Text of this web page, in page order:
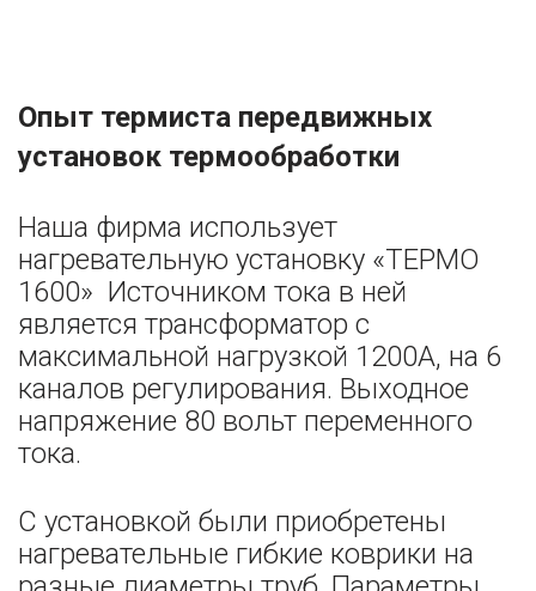
Опыт термиста передвижных
установок термообработки
Наша фирма использует
нагревательную установку «ТЕРМО
1600» Источником тока в ней
является трансформатор с
максимальной нагрузкой 1200А, на 6
каналов регулирования. Выходное
напряжение 80 вольт переменного
тока.
С установкой были приобретены
нагревательные гибкие коврики на